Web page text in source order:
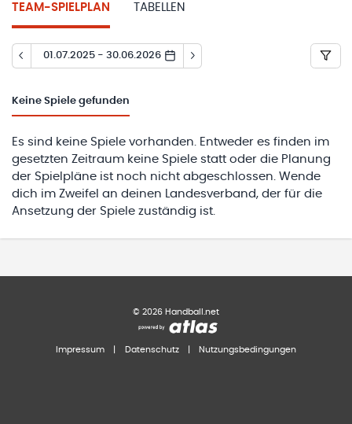
TEAM-SPIELPLAN TABELLEN
01.07.2025 - 30.06.2026
Keine Spiele gefunden
Es sind keine Spiele vorhanden. Entweder es finden im
gesetzten Zeitraum keine Spiele statt oder die Planung
der Spielpläne ist noch nicht abgeschlossen. Wende
dich im Zweifel an deinen Landesverband, der für die
Ansetzung der Spiele zuständig ist.
© 2026 Handball.net
Impressum Datenschutz Nutzungsbedingungen